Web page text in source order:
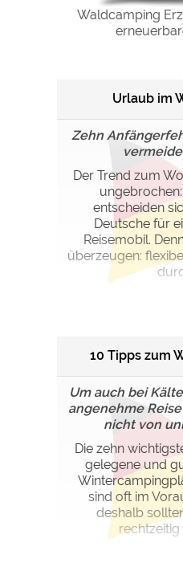
Waldcamping
Urlaub im
Zehn
Der Trend zum
entscheiden
Deutsche für
Reisemobil.
überzeugen:
10 Tipps zum
Um auch bei
angenehme
nicht von
Die zehn
gelegene und
sind oft im
deshalb
rechtzeitig